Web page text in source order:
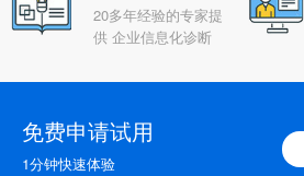
20多年经验的专家提
供 企业信息化诊断
免费申请试用
1分钟快速体验